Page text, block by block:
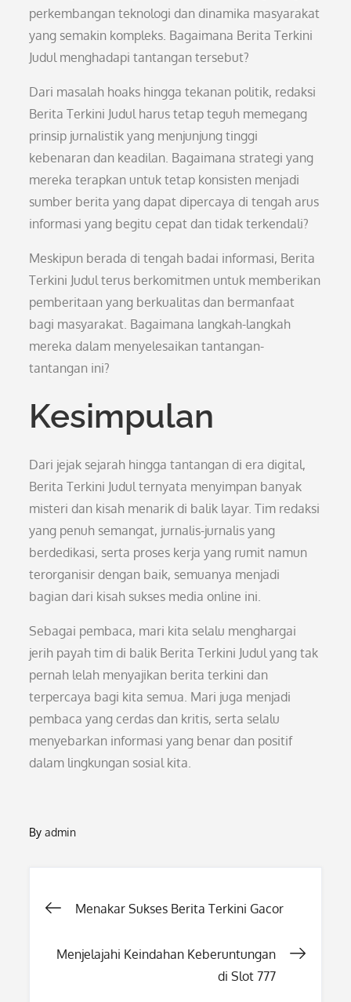
perkembangan teknologi dan dinamika masyarakat
yang semakin kompleks. Bagaimana Berita Terkini
Judul menghadapi tantangan tersebut?
Dari masalah hoaks hingga tekanan politik, redaksi
Berita Terkini Judul harus tetap teguh memegang
prinsip jurnalistik yang menjunjung tinggi
kebenaran dan keadilan. Bagaimana strategi yang
mereka terapkan untuk tetap konsisten menjadi
sumber berita yang dapat dipercaya di tengah arus
informasi yang begitu cepat dan tidak terkendali?
Meskipun berada di tengah badai informasi, Berita
Terkini Judul terus berkomitmen untuk memberikan
pemberitaan yang berkualitas dan bermanfaat
bagi masyarakat. Bagaimana langkah-langkah
mereka dalam menyelesaikan tantangan-
tantangan ini?
Kesimpulan
Dari jejak sejarah hingga tantangan di era digital,
Berita Terkini Judul ternyata menyimpan banyak
misteri dan kisah menarik di balik layar. Tim redaksi
yang penuh semangat, jurnalis-jurnalis yang
berdedikasi, serta proses kerja yang rumit namun
terorganisir dengan baik, semuanya menjadi
bagian dari kisah sukses media online ini.
Sebagai pembaca, mari kita selalu menghargai
jerih payah tim di balik Berita Terkini Judul yang tak
pernah lelah menyajikan berita terkini dan
terpercaya bagi kita semua. Mari juga menjadi
pembaca yang cerdas dan kritis, serta selalu
menyebarkan informasi yang benar dan positif
dalam lingkungan sosial kita.
Byadmin
Post
navigation
Menakar Sukses Berita Terkini Gacor
Menjelajahi Keindahan Keberuntungan
di Slot 777